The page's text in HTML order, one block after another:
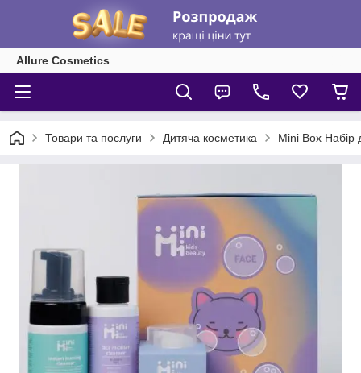
Allure Cosmetics
Товари та послуги Дитяча косметика Mini Box Набір